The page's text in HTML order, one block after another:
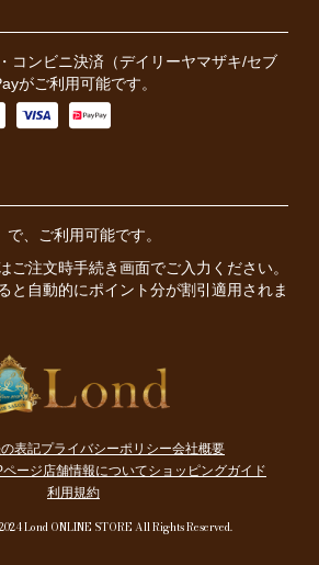
コンビニ決済（デイリーヤマザキ/セブ
がご利用可能です。
で、ご利用可能です。
ご注文時手続き画面でご入力ください。
と自動的にポイント分が割引適用されま
表記プライバシーポリシー会社概要
ージ店舗情報についてショッピングガイド
利用規約
Lond ONLINE STORE All Rights Reserved.